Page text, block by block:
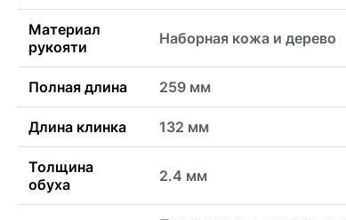
Материал
рукояти
Наборная кожа и дерево
Полная длина 259 мм
Длина клинка 132 мм
Толщина
обуха
2.4 мм